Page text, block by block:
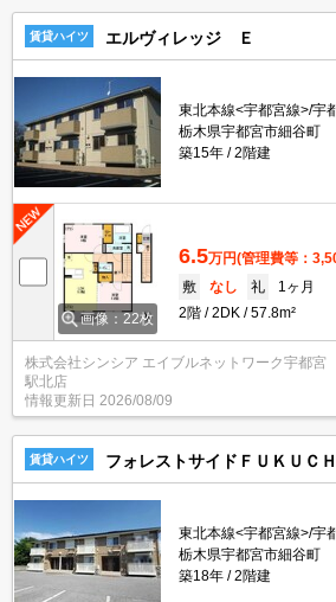
賃貸ハイツ エルヴィレッジ Ｅ
東北本線<宇都宮線>/宇
栃木県宇都宮市細谷町
築15年
2階建
画像：22枚
6.5万円(管理費等：
敷
なし 礼
1ヶ月
2階
2DK 57.8m²
株式会社シンシア エイブルネットワーク宇都宮
駅北店
情報更新日 2026/08/09
賃貸ハイツ フォレストサイドＦＵＫＵＣＨ
東北本線<宇都宮線>/宇
栃木県宇都宮市細谷町
築18年
2階建